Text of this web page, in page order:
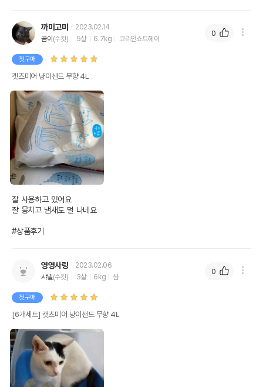
까미고미
2023.02.14
곰이 (수컷) 5살 6.7kg 코리안쇼트헤어
첫구매
캣츠미어 냥이샌드 무향 4L
잘 사용하고 있어요
잘 뭉치고 냄새도 덜 나네요
#상품후기
0
영영사랑
2023.02.06
샤넬(수컷) 3살 6kg 샴
첫구매
[6개세트] 캣츠미어 냥이샌드 무향 4L
0